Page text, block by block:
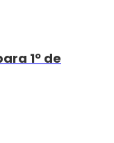
1º de